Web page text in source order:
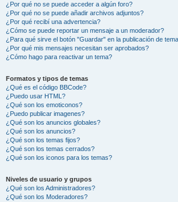
¿Por qué no se puede acceder a algún foro?
¿Por qué no se puede añadir archivos adjuntos?
¿Por qué recibí una advertencia?
¿Cómo se puede reportar un mensaje a un moderador?
¿Para qué sirve el botón "Guardar" en la publicación de
¿Por qué mis mensajes necesitan ser aprobados?
¿Cómo hago para reactivar un tema?
Formatos y tipos de temas
¿Qué es el código BBCode?
¿Puedo usar HTML?
¿Qué son los emoticonos?
¿Puedo publicar imagenes?
¿Qué son los anuncios globales?
¿Qué son los anuncios?
¿Qué son los temas fijos?
¿Qué son los temas cerrados?
¿Qué son los iconos para los temas?
Niveles de usuario y grupos
¿Qué son los Administradores?
¿Qué son los Moderadores?